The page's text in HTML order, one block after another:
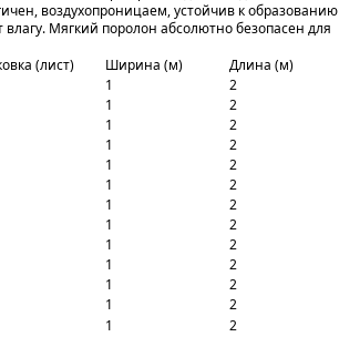
воздухопроницаем, устойчив к образованию
влагу. Мягкий поролон абсолютно безопасен для
(лист) Ширина (м)
Длина (м)
1
2
1
2
1
2
1
2
1
2
1
2
1
2
1
2
1
2
1
2
1
2
1
2
1
2